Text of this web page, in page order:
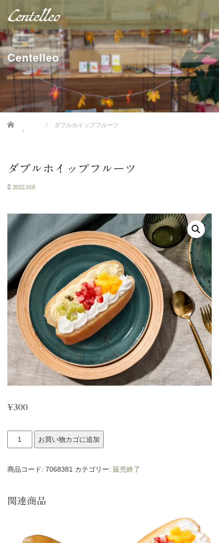
Centelleo
Home ダブルホイップフルーツ
ダブルホイップフルーツ
2022.10.8
¥300
ル
イ
お買い物カゴに追加
商品コード: 7068381 カテゴリー: 販売終了
関連商品